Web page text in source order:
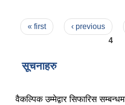
Pages
« first ‹ previous
4
सूचनाहरु
वैकल्पिक उम्मेद्वार सिफारिस